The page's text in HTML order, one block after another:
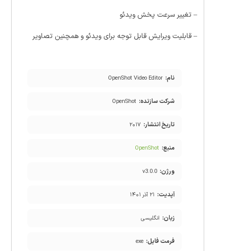
–تغییر سرعت پخش ویدئو
–قابلیت ویرایش قابل توجه برای ویدئو و همچنین تصاویر
نام: OpenShot Video Editor
شرکت سازنده: OpenShot
تاریخ انتشار: ۲۰۱۷
منبع: OpenShot
ورژن: v3.0.0
آپدیت: ۲۱ آذر ۱۴۰۱
زبان: انگلیسی
فرمت فایل: exe